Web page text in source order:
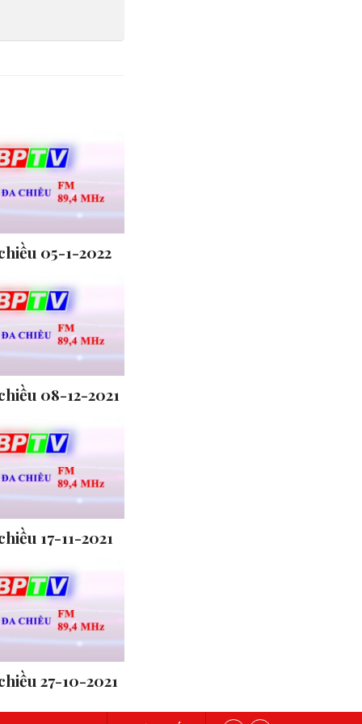
05-1-2022
08-12-2021
17-11-2021
27-10-2021